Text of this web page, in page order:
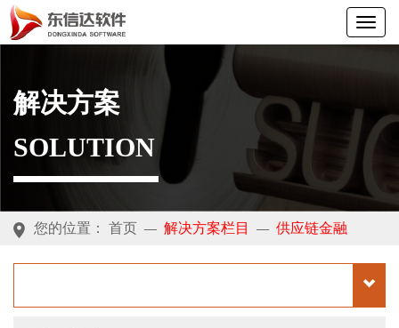
解决方案
SOLUTION
您的位置： 首页 — 解决方案栏目 — 供应链金融